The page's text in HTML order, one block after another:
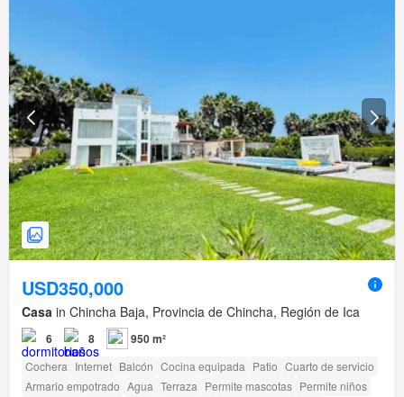
USD350,000
Casa in Chincha Baja, Provincia de Chincha, Región de Ica
6 8 950 m²
Cochera Internet Balcón Cocina equipada Patio Cuarto de servicio
Armario empotrado Agua Terraza Permite mascotas Permite niños